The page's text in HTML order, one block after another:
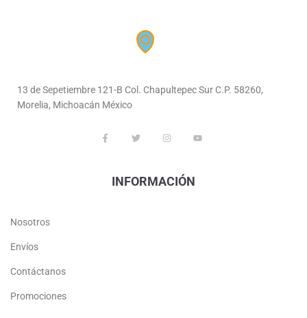
INFORMACIÓN
Nosotros
Envíos
Contáctanos
Promociones
13 de Sepetiembre 121-B Col. Chapultepec Sur C.P. 58260,
Morelia, Michoacán México